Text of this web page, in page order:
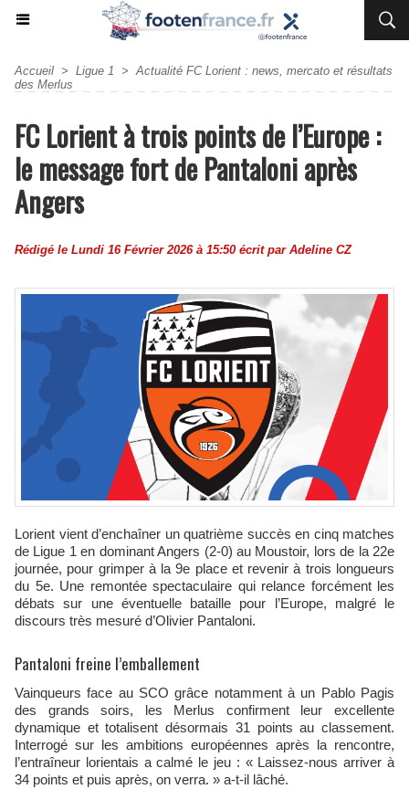
Accueil > Ligue 1 > Actualité FC Lorient : news, mercato et résultats
des Merlus
FC Lorient à trois points de l’Europe :
le message fort de Pantaloni après
Angers
Rédigé le Lundi 16 Février 2026 à 15:50 écrit par Adeline CZ
Lorient vient d’enchaîner un quatrième succès en cinq matches
de Ligue 1 en dominant Angers (2-0) au Moustoir, lors de la 22e
journée, pour grimper à la 9e place et revenir à trois longueurs
du 5e. Une remontée spectaculaire qui relance forcément les
débats sur une éventuelle bataille pour l’Europe, malgré le
discours très mesuré d’Olivier Pantaloni.
Pantaloni freine l’emballement
Vainqueurs face au SCO grâce notamment à un Pablo Pagis
des grands soirs, les Merlus confirment leur excellente
dynamique et totalisent désormais 31 points au classement.
Interrogé sur les ambitions européennes après la rencontre,
l’entraîneur lorientais a calmé le jeu : « Laissez-nous arriver à
34 points et puis après, on verra. » a-t-il lâché.